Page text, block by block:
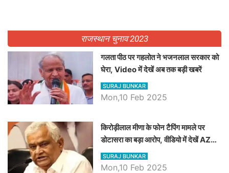
राजस्थान चुनाव 2023
गलता पीठ पर गहलोत ने भजनलाल सरकार को
घेरा, Video में देखें अब तक बड़ी खबरें
SURAJ BUNKAR
Mon,10 Feb 2025
किरोड़ीलाल मीणा के फोन टैपिंग मामले पर
डोटासरा का बड़ा आरोप, वीडियो में देखें AZ
बड़ी खबरें
SURAJ BUNKAR
Mon,10 Feb 2025